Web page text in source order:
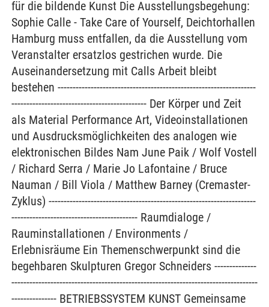
für die bildende Kunst Die Ausstellungsbegehung:
Sophie Calle - Take Care of Yourself, Deichtorhallen
Hamburg muss entfallen, da die Ausstellung vom
Veranstalter ersatzlos gestrichen wurde. Die
Auseinandersetzung mit Calls Arbeit bleibt
bestehen ------------------------------------------------------------------
--------------------------------------------- Der Körper und Zeit
als Material Performance Art, Videoinstallationen
und Ausdrucksmöglichkeiten des analogen wie
elektronischen Bildes Nam June Paik / Wolf Vostell
/ Richard Serra / Marie Jo Lafontaine / Bruce
Nauman / Bill Viola / Matthew Barney (Cremaster-
Zyklus) ---------------------------------------------------------------------
------------------------------------------ Raumdialoge /
Rauminstallationen / Environments /
Erlebnisräume Ein Themenschwerpunkt sind die
begehbaren Skulpturen Gregor Schneiders --------------
----------------------------------------------------------------------------------
--------------- BETRIEBSSYSTEM KUNST Gemeinsame